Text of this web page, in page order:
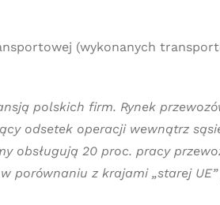
(wykonanych
polskich firm. Rynek
odsetek operacji wewnątrz
obsługują 20 proc. pracy
porównaniu z krajami „starej